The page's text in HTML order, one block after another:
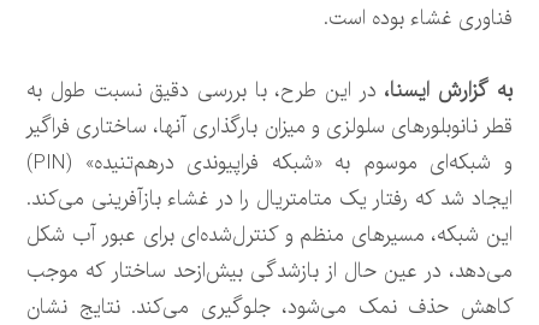
فناوری غشاء بوده است.
به گزارش ایسنا، در این طرح، با بررسی دقیق نسبت طول به
قطر نانوبلورهای سلولزی و میزان بارگذاری آنها، ساختاری فراگیر
و شبکه‌ای موسوم به «شبکه فراپیوندی درهم‌تنیده» (PIN)
ایجاد شد که رفتار یک متامتریال را در غشاء بازآفرینی می‌کند.
این شبکه، مسیرهای منظم و کنترل‌شده‌ای برای عبور آب شکل
می‌دهد، در عین حال از بازشدگی بیش‌ازحد ساختار که موجب
کاهش حذف نمک می‌شود، جلوگیری می‌کند. نتایج نشان